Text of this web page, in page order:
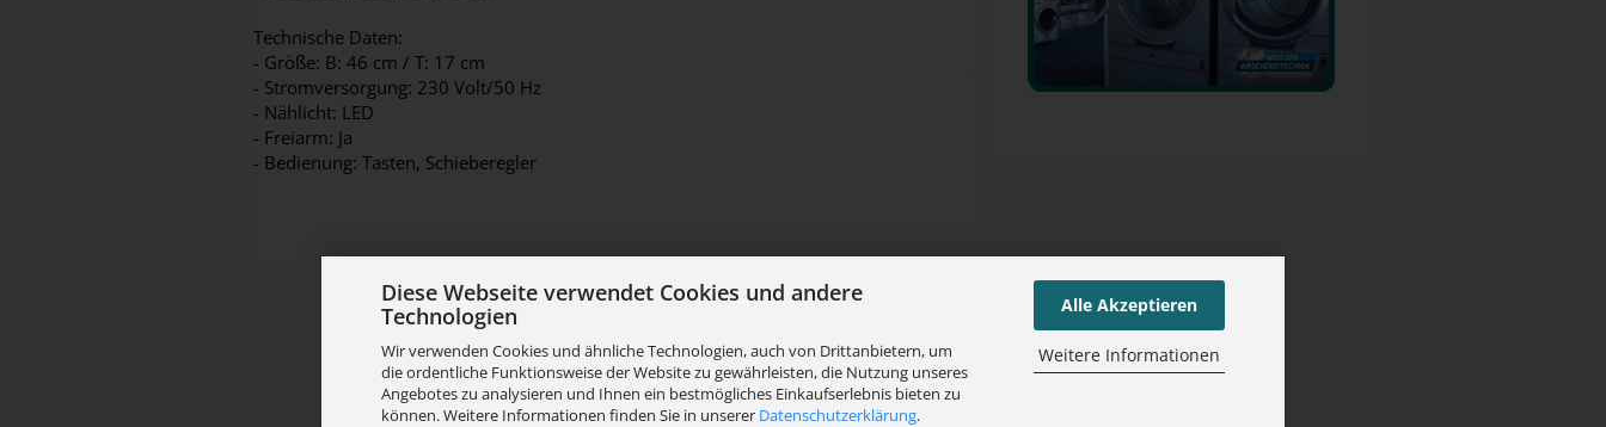
Diese Webseite verwendet Cookies und andere
Technologien
Wir verwenden Cookies und ähnliche Technologien, auch von Drittanbietern, um
die ordentliche Funktionsweise der Website zu gewährleisten, die Nutzung unseres
Angebotes zu analysieren und Ihnen ein bestmögliches Einkaufserlebnis bieten zu
können. Weitere Informationen finden Sie in unserer Datenschutzerklärung.
Alle Akzeptieren
Weitere Informationen
Technische Daten:
- Größe: B: 46 cm / T: 17 cm
- Stromversorgung: 230 Volt/50 Hz
- Nählicht: LED
- Freiarm: Ja
- Bedienung: Tasten, Schieberegler